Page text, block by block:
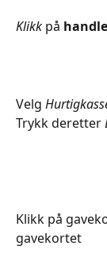
Klikk på
Velg
Trykk deretter
Klikk på
gavekortet